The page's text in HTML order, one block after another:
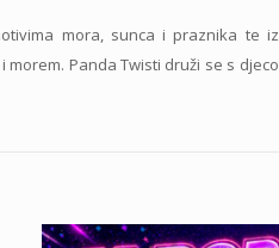
mora, sunca i praznika te
Panda Twisti druži se s